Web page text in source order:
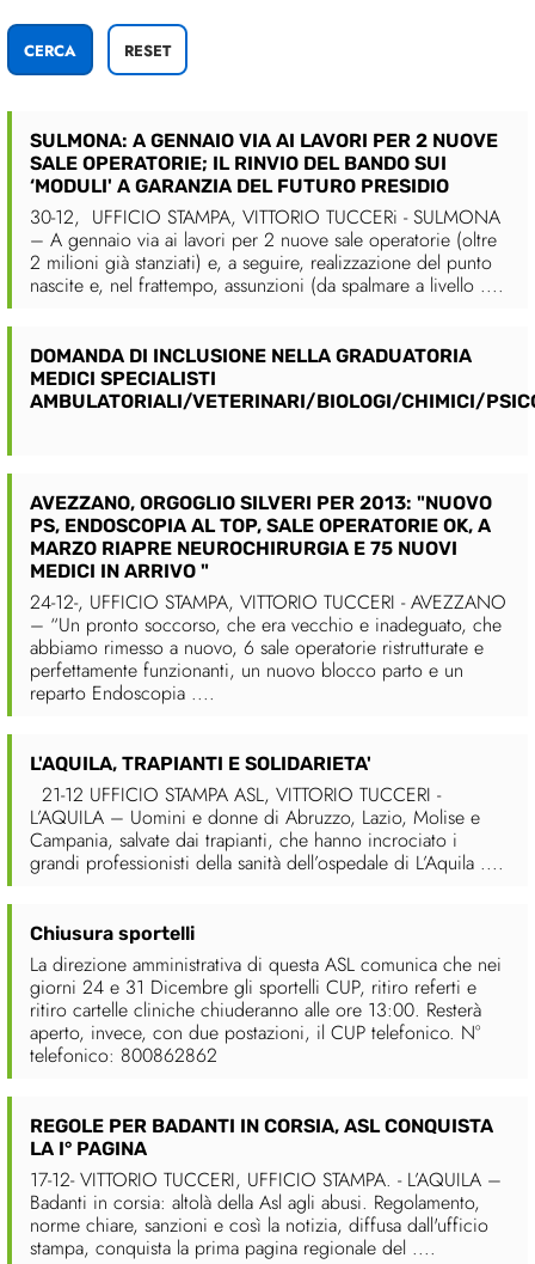
SULMONA: A GENNAIO VIA AI LAVORI PER 2 NUOVE
SALE OPERATORIE; IL RINVIO DEL BANDO SUI
‘MODULI' A GARANZIA DEL FUTURO PRESIDIO
30-12, UFFICIO STAMPA, VITTORIO TUCCERi - SULMONA
– A gennaio via ai lavori per 2 nuove sale operatorie (oltre
2 milioni già stanziati) e, a seguire, realizzazione del punto
nascite e, nel frattempo, assunzioni (da spalmare a livello ....
DOMANDA DI INCLUSIONE NELLA GRADUATORIA
MEDICI SPECIALISTI
AMBULATORIALI/VETERINARI/BIOLOGI/CHIMICI/
AVEZZANO, ORGOGLIO SILVERI PER 2013: "NUOVO
PS, ENDOSCOPIA AL TOP, SALE OPERATORIE OK, A
MARZO RIAPRE NEUROCHIRURGIA E 75 NUOVI
MEDICI IN ARRIVO "
24-12-, UFFICIO STAMPA, VITTORIO TUCCERI - AVEZZANO
– “Un pronto soccorso, che era vecchio e inadeguato, che
abbiamo rimesso a nuovo, 6 sale operatorie ristrutturate e
perfettamente funzionanti, un nuovo blocco parto e un
reparto Endoscopia ....
L'AQUILA, TRAPIANTI E SOLIDARIETA'
21-12 UFFICIO STAMPA ASL, VITTORIO TUCCERI -
L’AQUILA – Uomini e donne di Abruzzo, Lazio, Molise e
Campania, salvate dai trapianti, che hanno incrociato i
grandi professionisti della sanità dell’ospedale di L’Aquila ....
Chiusura sportelli
La direzione amministrativa di questa ASL comunica che nei
giorni 24 e 31 Dicembre gli sportelli CUP, ritiro referti e
ritiro cartelle cliniche chiuderanno alle ore 13:00. Resterà
aperto, invece, con due postazioni, il CUP telefonico. N°
telefonico: 800862862
REGOLE PER BADANTI IN CORSIA, ASL CONQUISTA
LA I° PAGINA
17-12- VITTORIO TUCCERI, UFFICIO STAMPA. - L’AQUILA –
Badanti in corsia: altolà della Asl agli abusi. Regolamento,
norme chiare, sanzioni e così la notizia, diffusa dall'ufficio
stampa, conquista la prima pagina regionale del ....